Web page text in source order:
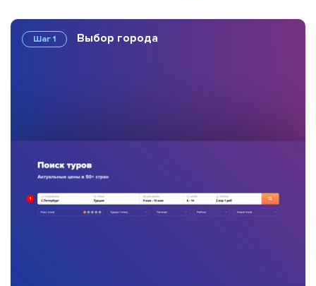
Шаг 1 Выбор города